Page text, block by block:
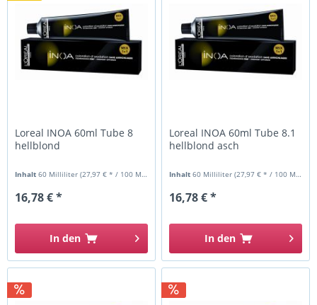
Loreal INOA 60ml Tube 8
hellblond
Inhalt60 Milliliter(27,97 € * / 100 Milliliter)
16,78 € *
In den
Loreal INOA 60ml Tube 8.1
hellblond asch
Inhalt60 Milliliter(27,97 € * / 100 Milliliter)
16,78 € *
In den